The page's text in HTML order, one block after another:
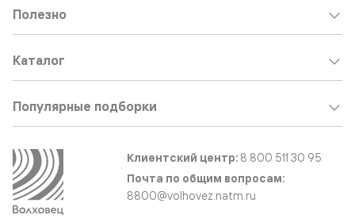
Полезно
Каталог
Популярные подборки
Клиентский центр: 8 800 511 30 95
Почта по общим вопросам:
8800@volhovez.natm.ru